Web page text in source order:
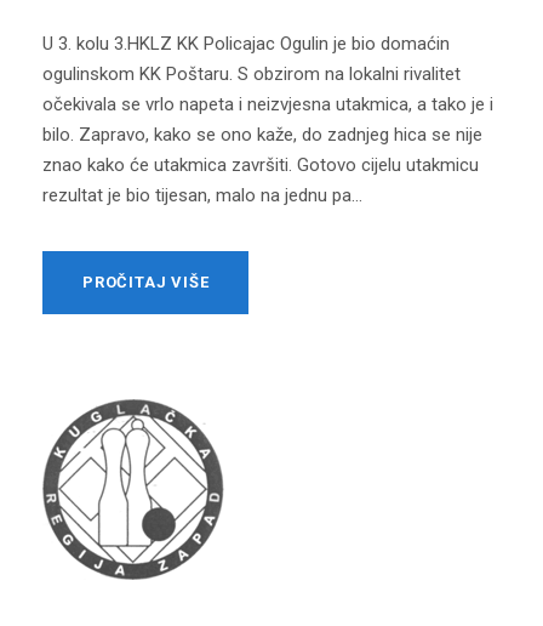
U 3. kolu 3.HKLZ KK Policajac Ogulin je bio domaćin
ogulinskom KK Poštaru. S obzirom na lokalni rivalitet
očekivala se vrlo napeta i neizvjesna utakmica, a tako je i
bilo. Zapravo, kako se ono kaže, do zadnjeg hica se nije
znao kako će utakmica završiti. Gotovo cijelu utakmicu
rezultat je bio tijesan, malo na jednu pa...
PROČITAJ VIŠE